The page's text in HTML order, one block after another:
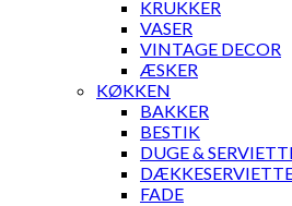
KRUKKER
VASER
VINTAGE DECOR
ÆSKER
KØKKEN
BAKKER
BESTIK
DUGE &
FADE